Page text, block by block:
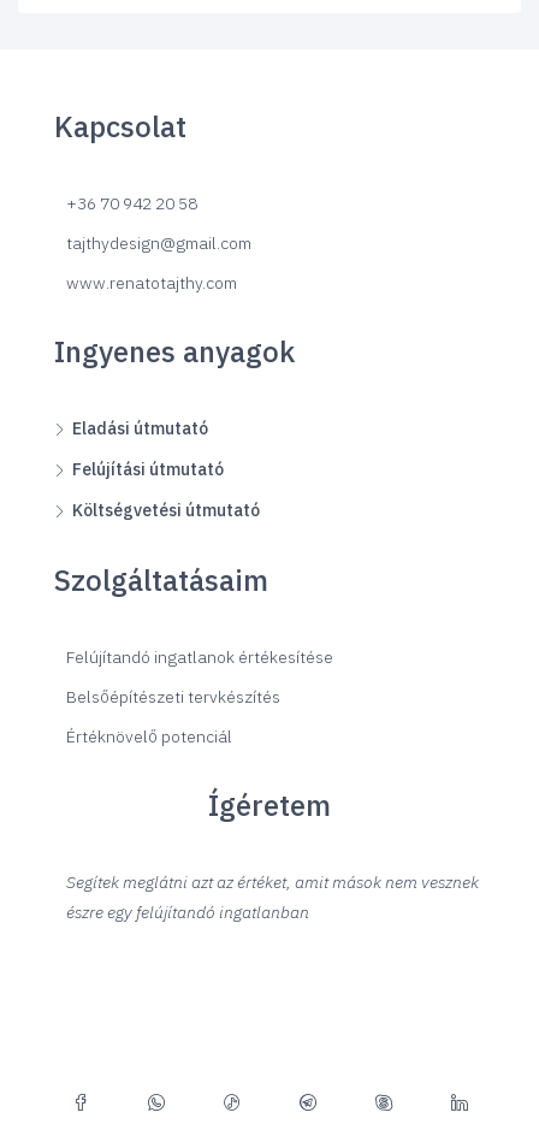
Kapcsolat
+36 70 942 20 58
tajthydesign@gmail.com
www.renatotajthy.com
Ingyenes anyagok
Eladási útmutató
Felújítási útmutató
Költségvetési útmutató
Szolgáltatásaim
Felújítandó ingatlanok értékesítése
Belsőépítészeti tervkészítés
Értéknövelő potenciál
Ígéretem
Segítek meglátni azt az értéket, amit mások nem vesznek
észre egy felújítandó ingatlanban